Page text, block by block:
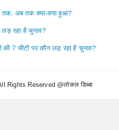
तक, अब तक क्या-क्या हुआ?
लड़ रहा है चुनाव?
7 सीटों पर कौन लड़ रहा है चुनाव?
Rights Reserved @लोकल डिब्बा